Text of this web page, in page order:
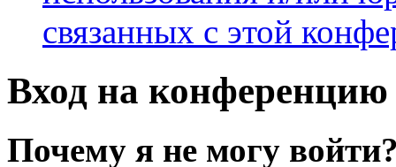
связанных с этой
Вход на конференцию
Почему я не могу